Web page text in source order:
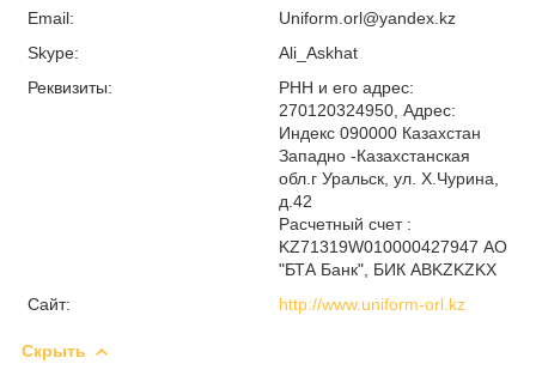
Email:
Uniform.orl@yandex.kz
Skype:
Ali_Askhat
Реквизиты:
РНН и его адрес:
270120324950, Адрес:
Индекс 090000 Казахстан
Западно -Казахстанская
обл.г Уральск, ул. Х.Чурина,
д.42
Расчетный счет :
KZ71319W010000427947 АО
"БТА Банк", БИК ABKZKZKX
Сайт:
http://www.uniform-orl.kz
Скрыть